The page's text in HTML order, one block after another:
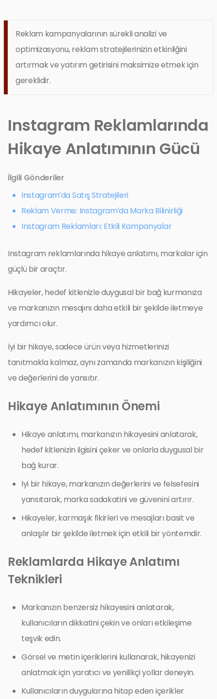
Reklam kampanyalarının sürekli analizi ve
optimizasyonu, reklam stratejilerinizin etkinliğini
artırmak ve yatırım getirisini maksimize etmek için
gereklidir.
Instagram Reklamlarında
Hikaye Anlatımının Gücü
İlgili Gönderiler
Instagram’da Satış Stratejileri
Reklam Verme: Instagram’da Marka Bilinirliği
Instagram Reklamları: Etkili Kampanyalar
Instagram reklamlarında hikaye anlatımı, markalar için
güçlü bir araçtır.
Hikayeler, hedef kitlenizle duygusal bir bağ kurmanıza
ve markanızın mesajını daha etkili bir şekilde iletmeye
yardımcı olur.
İyi bir hikaye, sadece ürün veya hizmetlerinizi
tanıtmakla kalmaz, aynı zamanda markanızın kişiliğini
ve değerlerini de yansıtır.
Hikaye Anlatımının Önemi
Hikaye anlatımı, markanızın hikayesini anlatarak,
hedef kitlenizin ilgisini çeker ve onlarla duygusal bir
bağ kurar.
İyi bir hikaye, markanızın değerlerini ve felsefesini
yansıtarak, marka sadakatini ve güvenini artırır.
Hikayeler, karmaşık fikirleri ve mesajları basit ve
anlaşılır bir şekilde iletmek için etkili bir yöntemdir.
Reklamlarda Hikaye Anlatımı
Teknikleri
Markanızın benzersiz hikayesini anlatarak,
kullanıcıların dikkatini çekin ve onları etkileşime
teşvik edin.
Görsel ve metin içeriklerini kullanarak, hikayenizi
anlatmak için yaratıcı ve yenilikçi yollar deneyin.
Kullanıcıların duygularına hitap eden içerikler